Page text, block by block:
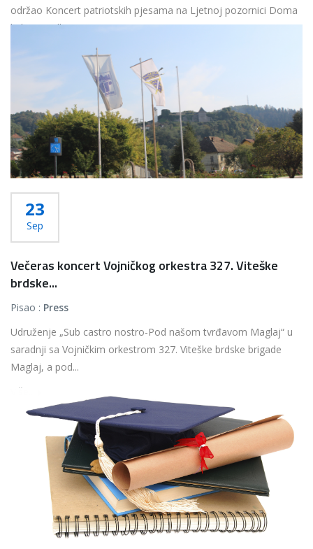
održao Koncert patriotskih pjesama na Ljetnoj pozornici Doma
kulture „Edhem...
23
Sep
Večeras koncert Vojničkog orkestra 327. Viteške
brdske...
Pisao : Press
Udruženje „Sub castro nostro-Pod našom tvrđavom Maglaj“ u
saradnji sa Vojničkim orkestrom 327. Viteške brdske brigade
Maglaj, a pod...
Više...